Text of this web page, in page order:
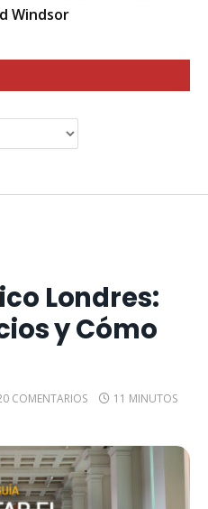
Windsor
Londres:
y Cómo
COMENTARIOS
11 MINUTOS